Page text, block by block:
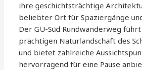
ihre geschichtsträchtige
beliebter Ort für Spaziergänge
Der GU-Süd Rundwanderweg
prächtigen Naturlandschaft des
und bietet zahlreiche
hervorragend für eine Pause